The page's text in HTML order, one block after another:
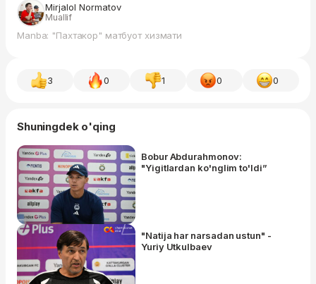
Mirjalol Normatov
Muallif
Manba: "Пахтакор" матбуот хизмати
3 0 1 0 0
Shuningdek o'qing
Bobur Abdurahmonov:
"Yigitlardan ko'nglim to'ldi”
"Natija har narsadan ustun" -
Yuriy Utkulbaev